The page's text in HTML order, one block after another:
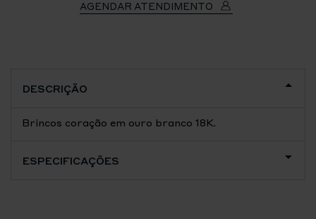
AGENDAR ATENDIMENTO
DESCRIÇÃO
Brincos coração em ouro branco 18K.
ESPECIFICAÇÕES